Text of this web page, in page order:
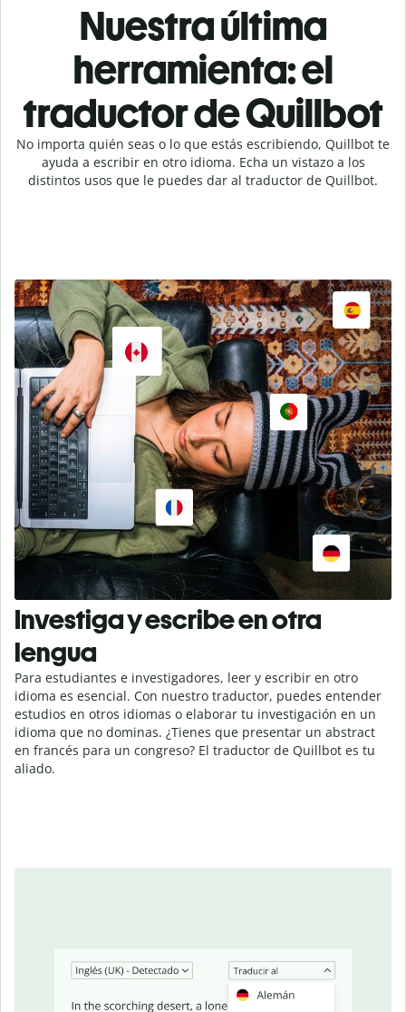
Nuestra última
herramienta: el
traductor de Quillbot
No importa quién seas o lo que estás escribiendo, Quillbot te
ayuda a escribir en otro idioma. Echa un vistazo a los
distintos usos que le puedes dar al traductor de Quillbot.
Investiga y escribe en otra
lengua
Para estudiantes e investigadores, leer y escribir en otro
idioma es esencial. Con nuestro traductor, puedes entender
estudios en otros idiomas o elaborar tu investigación en un
idioma que no dominas. ¿Tienes que presentar un abstract
en francés para un congreso? El traductor de Quillbot es tu
aliado.